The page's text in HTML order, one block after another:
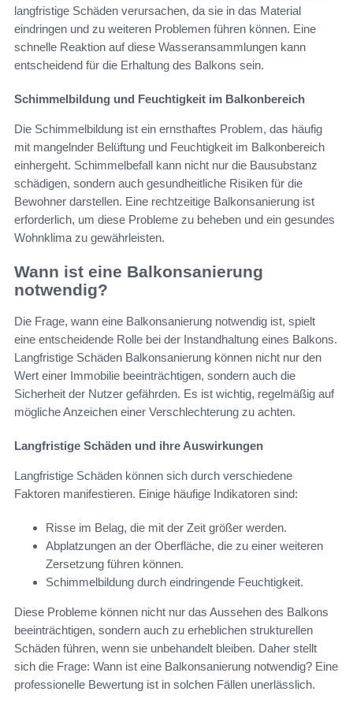
langfristige Schäden verursachen, da sie in das Material
eindringen und zu weiteren Problemen führen können. Eine
schnelle Reaktion auf diese Wasseransammlungen kann
entscheidend für die Erhaltung des Balkons sein.
Schimmelbildung und Feuchtigkeit im Balkonbereich
Die Schimmelbildung ist ein ernsthaftes Problem, das häufig
mit mangelnder Belüftung und Feuchtigkeit im Balkonbereich
einhergeht. Schimmelbefall kann nicht nur die Bausubstanz
schädigen, sondern auch gesundheitliche Risiken für die
Bewohner darstellen. Eine rechtzeitige Balkonsanierung ist
erforderlich, um diese Probleme zu beheben und ein gesundes
Wohnklima zu gewährleisten.
Wann ist eine Balkonsanierung
notwendig?
Die Frage, wann eine Balkonsanierung notwendig ist, spielt
eine entscheidende Rolle bei der Instandhaltung eines Balkons.
Langfristige Schäden Balkonsanierung können nicht nur den
Wert einer Immobilie beeinträchtigen, sondern auch die
Sicherheit der Nutzer gefährden. Es ist wichtig, regelmäßig auf
mögliche Anzeichen einer Verschlechterung zu achten.
Langfristige Schäden und ihre Auswirkungen
Langfristige Schäden können sich durch verschiedene
Faktoren manifestieren. Einige häufige Indikatoren sind:
Risse im Belag, die mit der Zeit größer werden.
Abplatzungen an der Oberfläche, die zu einer weiteren
Zersetzung führen können.
Schimmelbildung durch eindringende Feuchtigkeit.
Diese Probleme können nicht nur das Aussehen des Balkons
beeinträchtigen, sondern auch zu erheblichen strukturellen
Schäden führen, wenn sie unbehandelt bleiben. Daher stellt
sich die Frage: Wann ist eine Balkonsanierung notwendig? Eine
professionelle Bewertung ist in solchen Fällen unerlässlich.